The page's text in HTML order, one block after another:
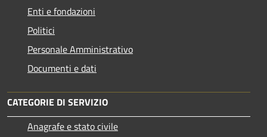
Enti e fondazioni
Politici
Personale Amministrativo
Documenti e dati
CATEGORIE DI SERVIZIO
Anagrafe e stato civile